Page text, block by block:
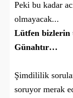
Peki bu kadar
olmayacak...
Lütfen bizlerin
Günahtır…
Şimdililik
soruyor merak